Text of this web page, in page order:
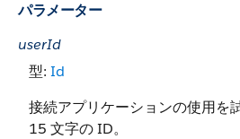
パラメーター
userId
型: Id
接続アプリケーションの使用を
15 文字の ID。